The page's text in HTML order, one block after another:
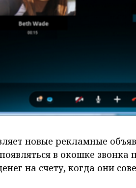
новые рекламные
в окошке
на счету, когда они